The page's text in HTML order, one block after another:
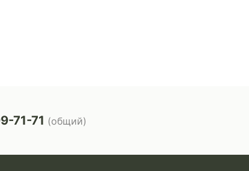
71-71 (общий)